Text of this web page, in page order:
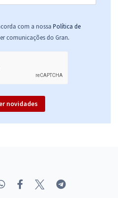
com a nossa Política de
comunicações do Gran.
novidades